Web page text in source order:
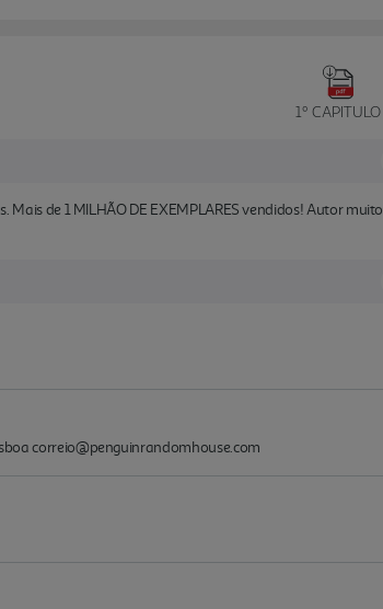
1º CAPITULO
de 1 MILHÃO DE EXEMPLARES vendidos! Autor muito
correio@penguinrandomhouse.com